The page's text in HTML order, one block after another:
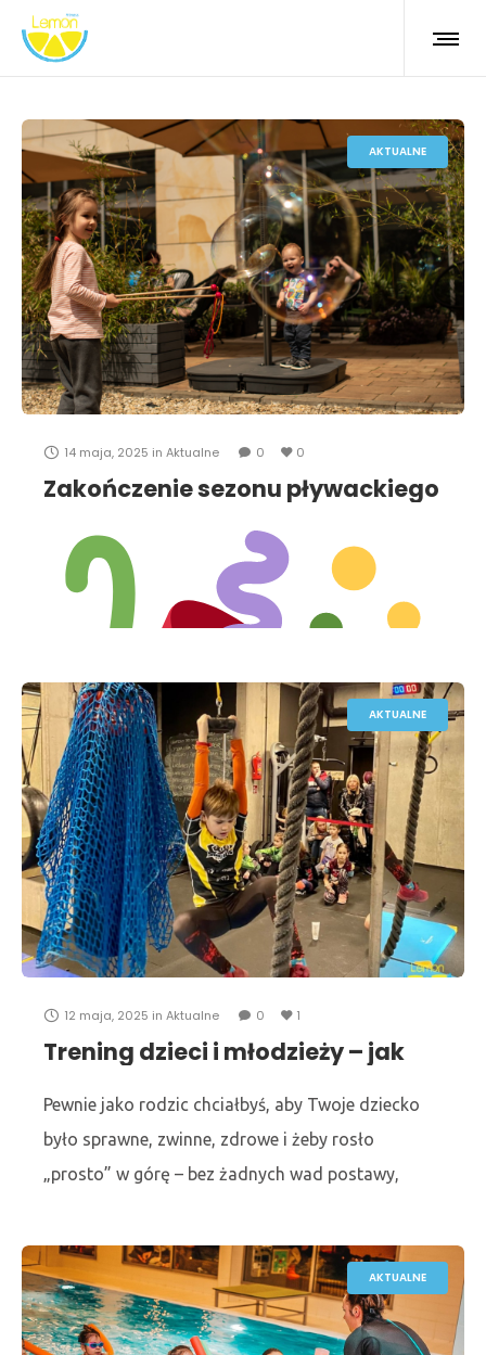
AKTUALNE
14 maja, 2025 in Aktualne 0 0
Zakończenie sezonu pływackiego
Dzień Otwarty w Lemon Fitness – 8 czerwca 2025
AKTUALNE
12 maja, 2025 in Aktualne 0 1
Trening dzieci i młodzieży – jak
unikać?
Pewnie jako rodzic chciałbyś, aby Twoje dziecko
było sprawne, zwinne, zdrowe i żeby rosło
„prosto” w górę – bez żadnych wad postawy,
uciążliwe. W
AKTUALNE